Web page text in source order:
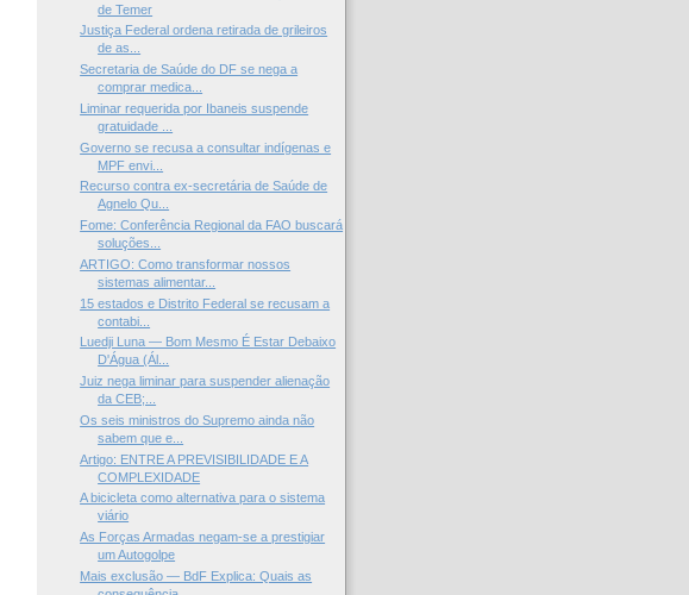
de Temer
Justiça Federal ordena retirada de grileiros
de as...
Secretaria de Saúde do DF se nega a
comprar medica...
Liminar requerida por Ibaneis suspende
gratuidade ...
Governo se recusa a consultar indígenas e
MPF envi...
Recurso contra ex-secretária de Saúde de
Agnelo Qu...
Fome: Conferência Regional da FAO buscará
soluções...
ARTIGO: Como transformar nossos
sistemas alimentar...
15 estados e Distrito Federal se recusam a
contabi...
Luedji Luna — Bom Mesmo É Estar Debaixo
D'Água (Ál...
Juiz nega liminar para suspender alienação
da CEB;...
Os seis ministros do Supremo ainda não
sabem que e...
Artigo: ENTRE A PREVISIBILIDADE E A
COMPLEXIDADE
A bicicleta como alternativa para o sistema
viário
As Forças Armadas negam-se a prestigiar
um Autogolpe
Mais exclusão — BdF Explica: Quais as